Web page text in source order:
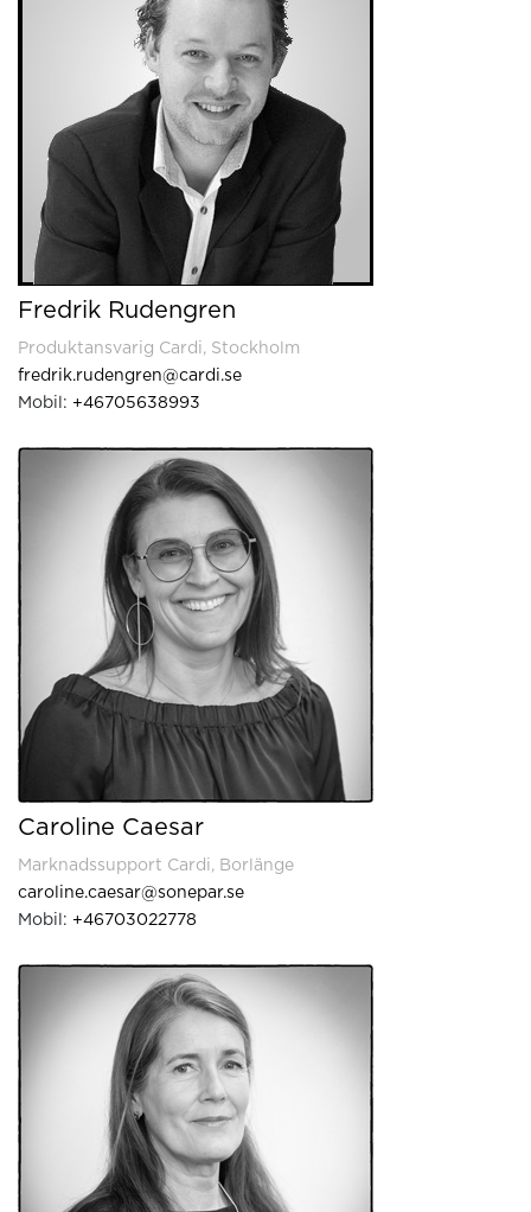
Fredrik Rudengren
Produktansvarig Cardi, Stockholm
fredrik.rudengren@cardi.se
Mobil: +46705638993
Caroline Caesar
Marknadssupport Cardi, Borlänge
caroline.caesar@sonepar.se
Mobil: +46703022778